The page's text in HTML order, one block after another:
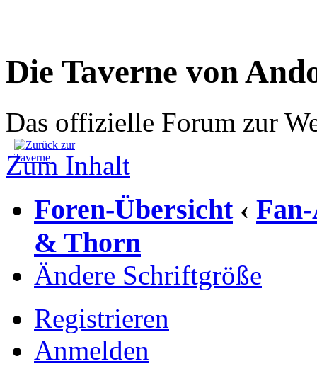
Die Taverne von
Das offizielle Forum zur
Zum Inhalt
Foren-Übersicht ‹
& Thorn
Ändere Schriftgröße
Registrieren
Anmelden